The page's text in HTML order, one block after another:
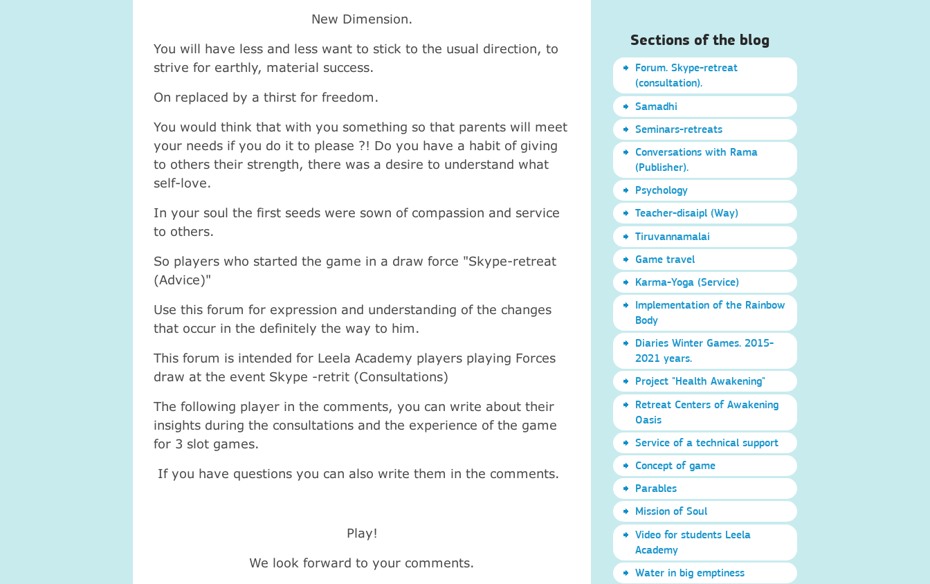
New Dimension.
You will have less and less want to stick to the usual direction, to
strive for earthly, material success.
On replaced by a thirst for freedom.
You would think that with you something so that parents will meet
your needs if you do it to please ?! Do you have a habit of giving
to others their strength, there was a desire to understand what
self-love.
In your soul the first seeds were sown of compassion and service
to others.
So players who started the game in a draw force "Skype-retreat
(Advice)"
Use this forum for expression and understanding of the changes
that occur in the definitely the way to him.
This forum is intended for Leela Academy players playing Forces
draw at the event Skype -retrit (Consultations)
The following player in the comments, you can write about their
insights during the consultations and the experience of the game
for 3 slot games.
If you have questions you can also write them in the comments.
Play!
We look forward to your comments.
Sections of the blog
Forum. Skype-retreat
(consultation).
Samadhi
Seminars-retreats
Conversations with Rama
(Publisher).
Psychology
Teacher-disaipl (Way)
Tiruvannamalai
Game travel
Karma-Yoga (Service)
Implementation of the Rainbow
Body
Diaries Winter Games. 2015-
2021 years.
Project "Health Awakening"
Retreat Centers of Awakening
Oasis
Service of a technical support
Concept of game
Parables
Mission of Soul
Video for students Leela
Academy
Water in big emptiness